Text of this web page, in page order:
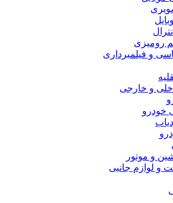
رومیزی
و فیلمبرداری
و خارجی
خودرو
و موتور
و لوازم جانبی